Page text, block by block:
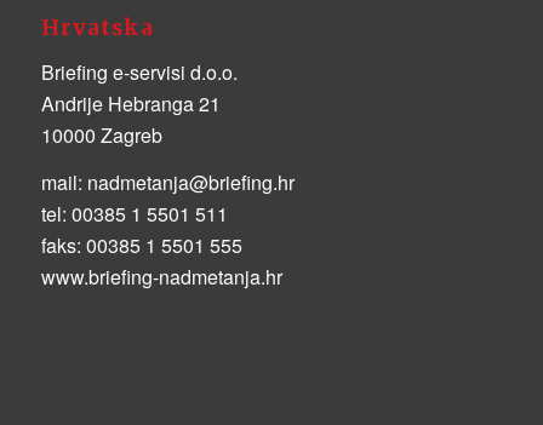
Hrvatska
Briefing e-servisi d.o.o.
Andrije Hebranga 21
10000 Zagreb
mail: nadmetanja@briefing.hr
tel: 00385 1 5501 511
faks: 00385 1 5501 555
www.briefing-nadmetanja.hr